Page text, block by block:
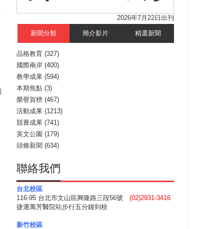
2026年7月22日出刊
新聞分類 簡介影片 精選新聞
品格教育 (327)
國際兩岸 (400)
教學成果 (594)
本期焦點 (3)
榮譽賀榜 (467)
活動成果 (1213)
競賽成果 (741)
英文公園 (179)
頭條新聞 (634)
聯絡我們
台北校區
116-95 台北市文山區興隆路三段56號 (02)2931-3416
捷運萬芳醫院站步行五分鐘到校
新竹校區